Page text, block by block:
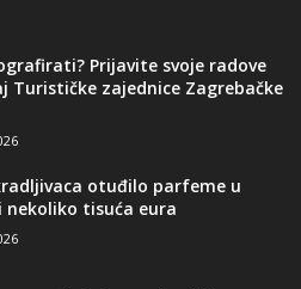
Prijavite svoje radove
Turističke zajednice Zagrebačke
otuđilo parfeme u
nekoliko tisuća eura